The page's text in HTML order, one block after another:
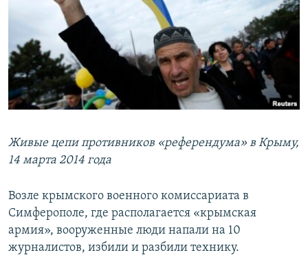
Живые цепи противников «референдума» в Крыму,
14 марта 2014 года
Возле крымского военного комиссариата в
Симферополе, где располагается «крымская
армия», вооруженные люди напали на 10
журналистов, избили и разбили технику.